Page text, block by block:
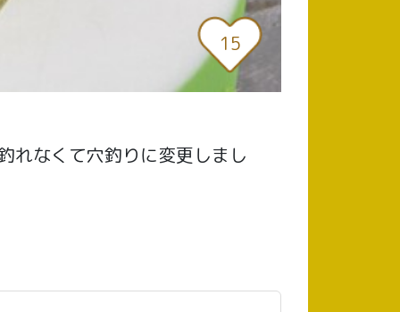
15
れなくて穴釣りに変更しまし